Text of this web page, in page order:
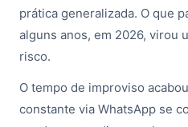
prática generalizada. O que
alguns anos, em 2026, virou
risco.
O tempo de improviso
constante via WhatsApp se